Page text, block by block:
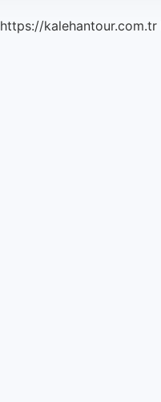
https://kalehantour.com.tr